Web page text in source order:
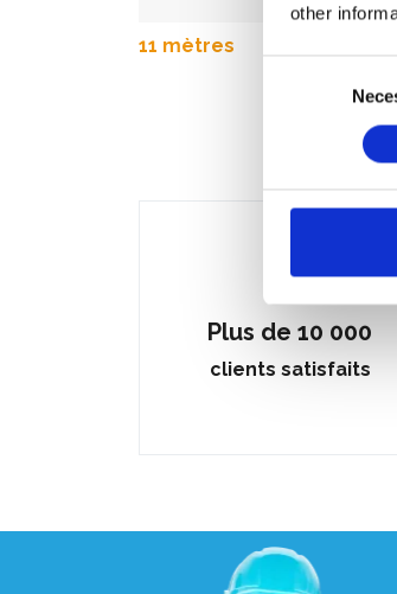
other
11 mètres
Plus de 10 000
clients satisfaits